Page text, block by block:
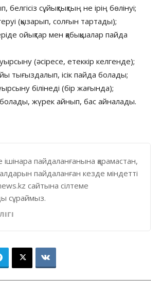
сұйықтықтың не ірің бөлінуі;
(қызарып, солғын тартады);
ойықтар мен қабықшалар пайда
(әсіресе, етеккір келгенде);
тығыздалып, ісік пайда болады;
білінеді (бір жағында);
болады, жүрек айнып, бас айналады.
ішінара пайдаланғанына қарамастан,
пайдаланған кезде міндетті
сайтына сілтеме
сұраймыз.